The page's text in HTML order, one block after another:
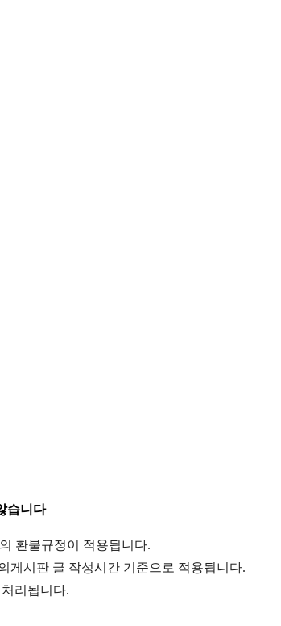
습니다
환불규정이 적용됩니다.
게시판 글 작성시간 기준으로 적용됩니다.
리됩니다.